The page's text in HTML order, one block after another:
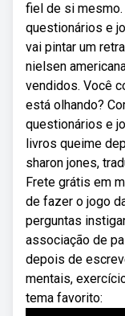
fiel de si
questionários e
vai pintar um
nielsen
vendidos. Você
está olhando?
questionários e
livros queime
sharon jones,
Frete grátis em
de fazer o jogo
perguntas
associação de
depois de
mentais,
tema favorito: